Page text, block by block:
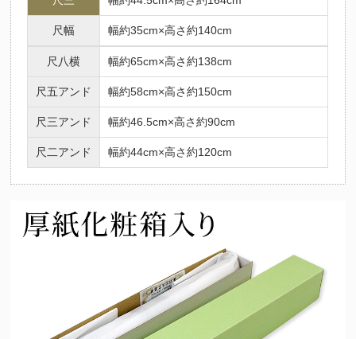
尺幅 幅約35cm×高さ約140cm
尺八横 幅約65cm×高さ約138cm
尺五アンド 幅約58cm×高さ約150cm
尺三アンド 幅約46.5cm×高さ約90cm
尺二アンド 幅約44cm×高さ約120cm